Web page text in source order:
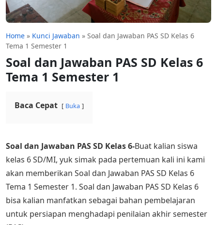
Home » Kunci Jawaban » Soal dan Jawaban PAS SD Kelas 6
Tema 1 Semester 1
Soal dan Jawaban PAS SD Kelas 6
Tema 1 Semester 1
Baca Cepat Buka
Soal dan Jawaban PAS SD Kelas 6-Buat kalian siswa
kelas 6 SD/MI, yuk simak pada pertemuan kali ini kami
akan memberikan Soal dan Jawaban PAS SD Kelas 6
Tema 1 Semester 1. Soal dan Jawaban PAS SD Kelas 6
bisa kalian manfatkan sebagai bahan pembelajaran
untuk persiapan menghadapi penilaian akhir semester